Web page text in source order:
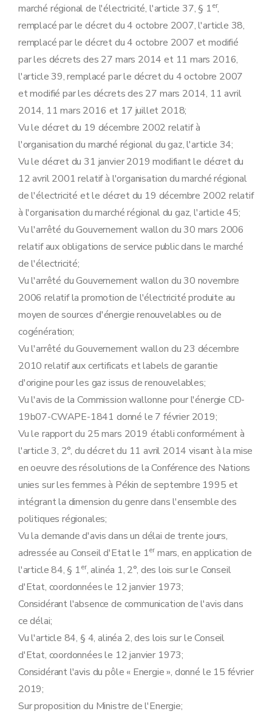
marché régional de l'électricité, l'article 37, § 1er,
remplacé par le décret du 4 octobre 2007, l'article 38,
remplacé par le décret du 4 octobre 2007 et modifié
par les décrets des 27 mars 2014 et 11 mars 2016,
l'article 39, remplacé par le décret du 4 octobre 2007
et modifié par les décrets des 27 mars 2014, 11 avril
2014, 11 mars 2016 et 17 juillet 2018;
Vu le décret du 19 décembre 2002 relatif à
l'organisation du marché régional du gaz, l'article 34;
Vu le décret du 31 janvier 2019 modifiant le décret du
12 avril 2001 relatif à l'organisation du marché régional
de l'électricité et le décret du 19 décembre 2002 relatif
à l'organisation du marché régional du gaz, l'article 45;
Vu l'arrêté du Gouvernement wallon du 30 mars 2006
relatif aux obligations de service public dans le marché
de l'électricité;
Vu l'arrêté du Gouvernement wallon du 30 novembre
2006 relatif la promotion de l'électricité produite au
moyen de sources d'énergie renouvelables ou de
cogénération;
Vu l'arrêté du Gouvernement wallon du 23 décembre
2010 relatif aux certificats et labels de garantie
d'origine pour les gaz issus de renouvelables;
Vu l'avis de la Commission wallonne pour l'énergie CD-
19b07-CWAPE-1841 donné le 7 février 2019;
Vu le rapport du 25 mars 2019 établi conformément à
l'article 3, 2°, du décret du 11 avril 2014 visant à la mise
en oeuvre des résolutions de la Conférence des Nations
unies sur les femmes à Pékin de septembre 1995 et
intégrant la dimension du genre dans l'ensemble des
politiques régionales;
Vu la demande d'avis dans un délai de trente jours,
adressée au Conseil d'Etat le 1er mars, en application de
l'article 84, § 1er, alinéa 1, 2°, des lois sur le Conseil
d'Etat, coordonnées le 12 janvier 1973;
Considérant l'absence de communication de l'avis dans
ce délai;
Vu l'article 84, § 4, alinéa 2, des lois sur le Conseil
d'Etat, coordonnées le 12 janvier 1973;
Considérant l'avis du pôle « Energie », donné le 15 février
2019;
Sur proposition du Ministre de l'Energie;